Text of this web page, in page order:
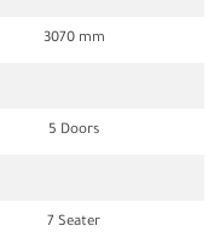
3070 mm
5 Doors
7 Seater